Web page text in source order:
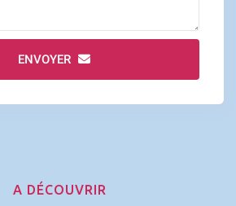
ENVOYER
A DÉCOUVRIR